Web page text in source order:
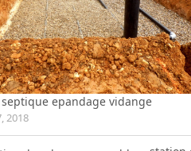
epandage vidange
2018